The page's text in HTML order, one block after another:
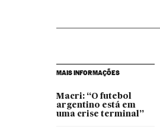
MAIS INFORMAÇÕES
Macri: “O futebol
argentino está em
uma crise terminal”